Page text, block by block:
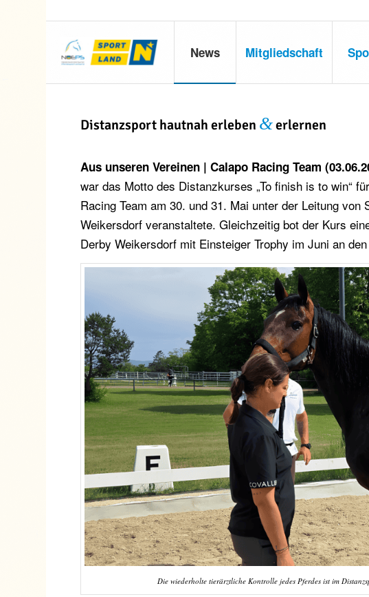
News Mitgliedschaft
Distanzsport hautnah erleben &erlernen
Aus unseren Vereinen | Calapo Racing Team
war das Motto des Distanzkurses „To finish is to win“
Racing Team am 30. und 31. Mai unter der Leitung
Weikersdorf veranstaltete. Gleichzeitig bot der Kurs
Derby Weikersdorf mit Einsteiger Trophy im Juni an
Die wiederholte tierärztliche Kontrolle jedes Pferdes ist im